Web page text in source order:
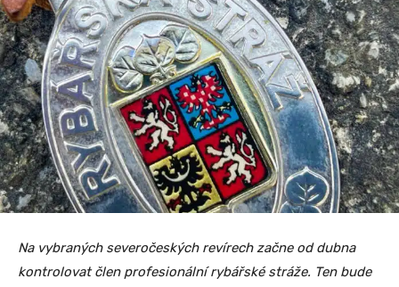
Na vybraných severočeských revírech začne od dubna
kontrolovat člen profesionální rybářské stráže. Ten bude